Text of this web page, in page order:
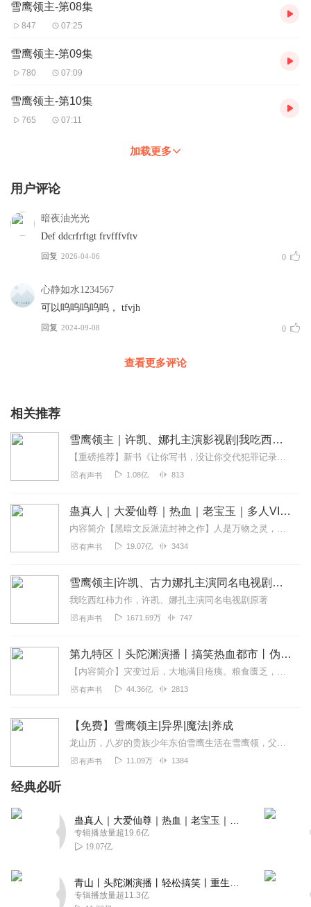
雪鹰领主-第08集
847 07:25
雪鹰领主-第09集
780 07:09
雪鹰领主-第10集
765 07:11
加载更多
用户评论
暗夜油光光
Def ddcrfrftgt frvfffvftv
回复 2026-04-06 0
心静如水1234567
可以呜呜呜呜呜， tfvjh
回复 2024-09-08 0
查看更多评论
相关推荐
雪鹰领主｜许凯、娜扎主演影视剧|我吃西红柿|多人剧
【重磅推荐】新书《让你写书，没让你交代犯罪记录！》爆更啦！轻松脑洞爆笑系统都市爽文！欢迎点击收听~九星天辰诀|阅文玄幻经典|发飙的蜗牛|热血修仙|多人有声剧【内...
有声书 1.08亿 813
蛊真人｜大爱仙尊｜热血｜老宝玉｜多人VIP免费有声剧
内容简介【黑暗文反派流封神之作】人是万物之灵，蛊是天地真精。一个穿越者不断重生的故事。一个养蛊、炼蛊、用蛊的奇特世界。配音组（男角色）老宝玉旁白...
有声书 19.07亿 3434
雪鹰领主|许凯、古力娜扎主演同名电视剧原著|网文大神我吃西红柿力作，一来播讲
我吃西红柿力作，许凯、娜扎主演同名电视剧原著
有声书 1671.69万 747
第九特区丨头陀渊演播丨搞笑热血都市丨伪戒丨VIP免费多人有声剧
【内容简介】灾变过后，大地满目疮痍。粮食匮乏，资源紧俏，局势混乱……一位从待规划区杀出来的青年，背对着漫天黄沙，孤身来到九区谋生，却不曾想偶然结识三五好友，一念...
有声书 44.36亿 2813
【免费】雪鹰领主|异界|魔法|养成
龙山历，八岁的贵族少年东伯雪鹰生活在雪鹰领，父亲是天阶骑士，母亲是法师。雪鹰力气惊人，父亲对其严格训练。雪鹰向往成为超凡骑士。此时，神秘灰袍人正乘坐四翼秃鹫前往...
有声书 11.09万 1384
经典必听
专辑播放量超19.6亿
19.07亿
专辑播放量超11.3亿